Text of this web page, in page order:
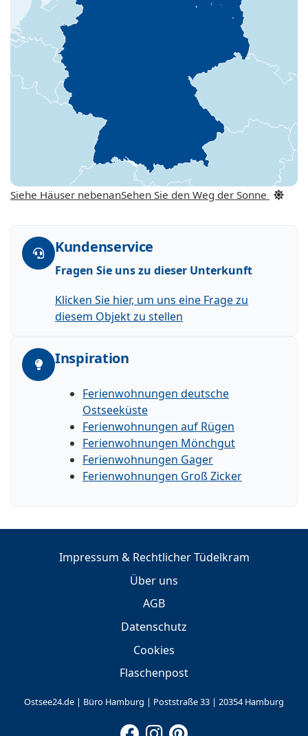
Siehe Häuser nebenanSehen Sie den Weg der Sonne
Kundenservice
Fragen Sie uns zu dieser Unterkunft
Klicken Sie hier, um uns eine Frage zu
diesem Objekt zu stellen
Inspiration
Ferienwohnungen deutsche
Ostseeküste
Ferienwohnungen auf Rügen
Ferienwohnungen Mönchgut
Ferienwohnungen Gager
Ferienwohnungen Groß Zicker
Impressum & Rechtlicher Tüdelkram
Über uns
AGB
Datenschutz
Cookies
Flaschenpost
Ostsee24.de | Büro Hamburg | Poststraße 33 | 20354 Hamburg